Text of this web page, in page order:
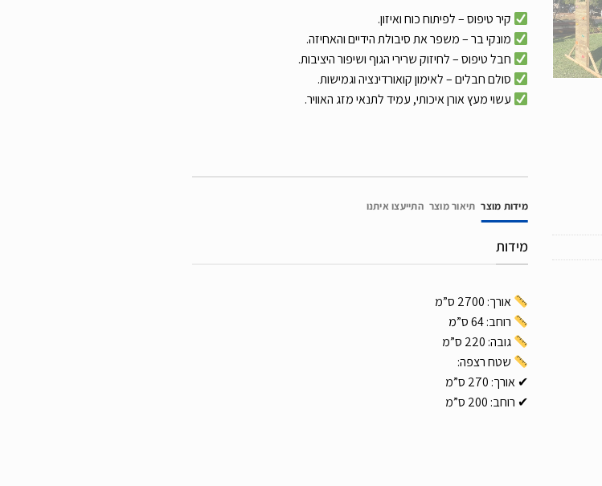
קיר טיפוס – לפיתוח כוח ואיזון.
מונקי בר – משפר את סיבולת הידיים והאחיזה.
חבל טיפוס – לחיזוק שרירי הגוף ושיפור היציבות.
סולם חבלים – לאימון קואורדינציה וגמישות.
עשוי מעץ אורן איכותי, עמיד לתנאי מזג האוויר.
מידות מוצר תיאור מוצר התייעצו איתנו
מידות
אורך: 2700 ס”מ
רוחב: 64 ס”מ
גובה: 220 ס”מ
שטח רצפה:
✔ אורך: 270 ס”מ
✔ רוחב: 200 ס”מ